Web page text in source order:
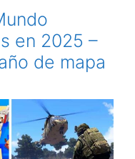
en 2025 –
de mapa